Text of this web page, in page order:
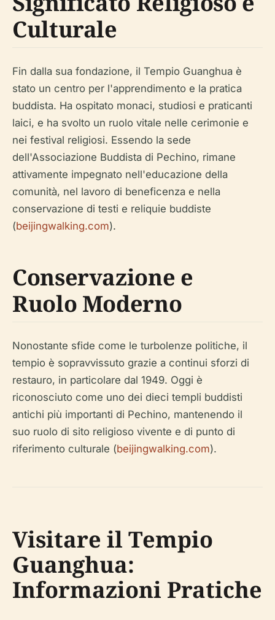
Culturale
Fin dalla sua fondazione, il Tempio Guanghua è
stato un centro per l'apprendimento e la pratica
buddista. Ha ospitato monaci, studiosi e praticanti
laici, e ha svolto un ruolo vitale nelle cerimonie e
nei festival religiosi. Essendo la sede
dell'Associazione Buddista di Pechino, rimane
attivamente impegnato nell'educazione della
comunità, nel lavoro di beneficenza e nella
conservazione di testi e reliquie buddiste
(beijingwalking.com).
Conservazione e
Ruolo Moderno
Nonostante sfide come le turbolenze politiche, il
tempio è sopravvissuto grazie a continui sforzi di
restauro, in particolare dal 1949. Oggi è
riconosciuto come uno dei dieci templi buddisti
antichi più importanti di Pechino, mantenendo il
suo ruolo di sito religioso vivente e di punto di
riferimento culturale (beijingwalking.com).
Visitare il Tempio
Guanghua:
Informazioni Pratiche